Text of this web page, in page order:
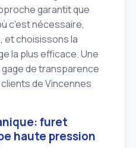
garantit que
c'est nécessaire,
et choisissons la
la plus efficace. Une
de transparence
de Vincennes
furet
haute pression